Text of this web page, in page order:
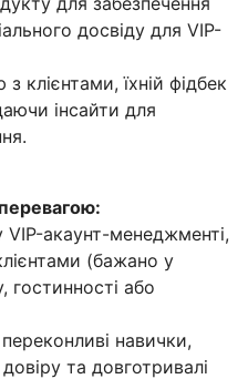
досвіду для VIP-
клієнтами, їхній фідбек
інсайти для
акаунт-менеджменті,
(бажано у
гостинності або
навички,
та довготривалі